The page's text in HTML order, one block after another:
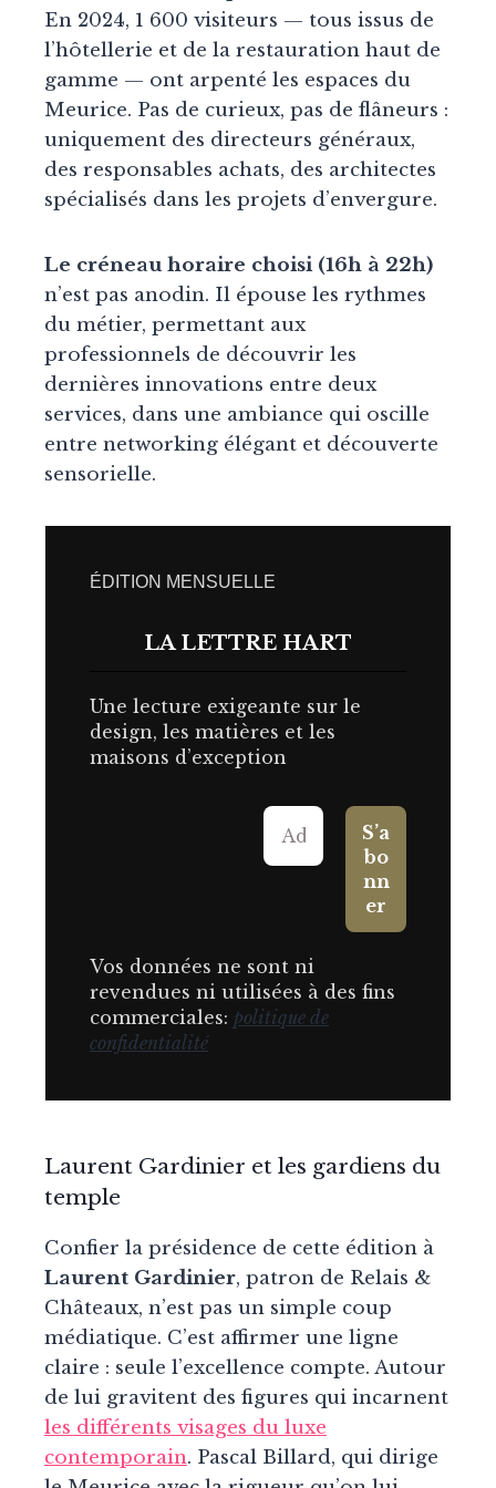
En 2024, 1 600 visiteurs — tous issus de
l’hôtellerie et de la restauration haut de
gamme — ont arpenté les espaces du
Meurice. Pas de curieux, pas de flâneurs :
uniquement des directeurs généraux,
des responsables achats, des architectes
spécialisés dans les projets d’envergure.
Le créneau horaire choisi (16h à 22h)
n’est pas anodin. Il épouse les rythmes
du métier, permettant aux
professionnels de découvrir les
dernières innovations entre deux
services, dans une ambiance qui oscille
entre networking élégant et découverte
sensorielle.
ÉDITION MENSUELLE
LA LETTRE HART
Une lecture exigeante sur le
design, les matières et les
maisons d’exception
Vos données ne sont ni
revendues ni utilisées à des fins
commerciales: politique de
confidentialité
Laurent Gardinier et les gardiens du
temple
Confier la présidence de cette édition à
Laurent Gardinier, patron de Relais &
Châteaux, n’est pas un simple coup
médiatique. C’est affirmer une ligne
claire : seule l’excellence compte. Autour
de lui gravitent des figures qui incarnent
les différents visages du luxe
contemporain. Pascal Billard, qui dirige